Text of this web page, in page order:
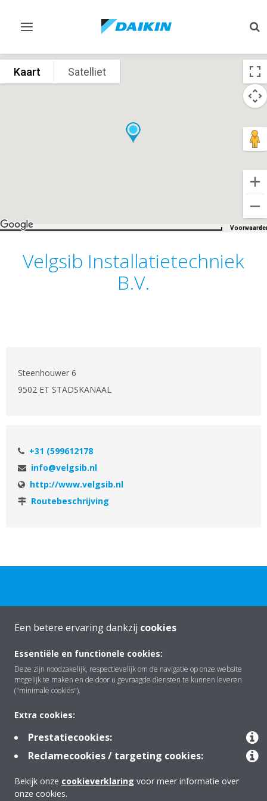
Navigatie
Kaart Satelliet
Velgsib Installatietechniek
B.V.
Steenhouwer 6
9502 ET STADSKANAAL
+31 (599612178
info@velgsib.nl
http://www.velgsib.nl
Routebeschrijving
Oplossingen
Een betere ervaring dankzij cookies
Essentiële en functionele cookies:
Deze zijn noodzakelijk, respectievelijk om de navigatie op onze website
mogelijk te maken en de door u gevraagde diensten te kunnen leveren
("minimale cookies").
Extra cookies:
Prestatiecookies:
Reclamecookies / targeting cookies:
Bekijk onze cookieverklaring voor meer informatie over
onze cookies.